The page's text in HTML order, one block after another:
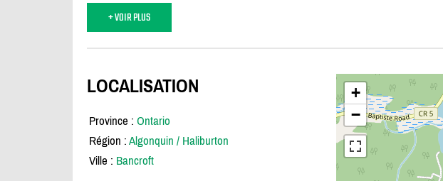
+ VOIR PLUS
+
−
LOCALISATION
Province : Ontario
Région : Algonquin / Haliburton
Ville : Bancroft